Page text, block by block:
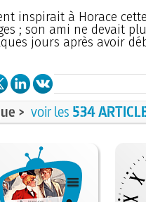
inspirait à Horace
; son ami ne devait
jours après avoir
> voir les 534